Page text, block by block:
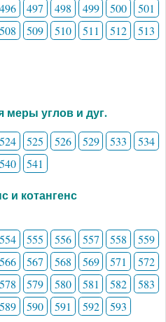
496 497 498 499 500
501
508 509 510 511 512
513
меры углов и дуг.
524 525 526 529 533
534
540 541
и котангенс
554 555 556 557 558
559
566 567 568 569 571
572
578 579 580 581 582
583
589 590 591 592 593